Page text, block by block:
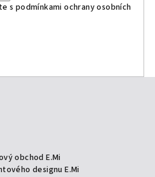
s podmínkami ochrany osobních
obchod E.Mi
designu E.Mi